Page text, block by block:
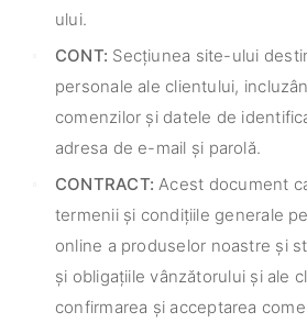
ului.
CONT: Secțiunea site-ului
personale ale clientului,
comenzilor și datele de
adresa de e-mail și parolă.
CONTRACT: Acest document
termenii și condițiile generale
online a produselor noastre și
și obligațiile vânzătorului și ale
confirmarea și acceptarea